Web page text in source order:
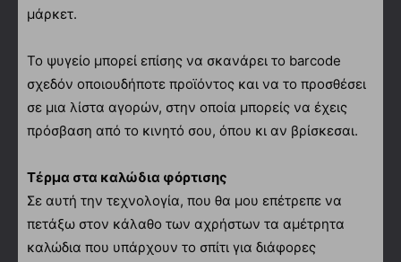
μάρκετ.
Το ψυγείο μπορεί επίσης να σκανάρει το barcode
σχεδόν οποιουδήποτε προϊόντος και να το προσθέσει
σε μια λίστα αγορών, στην οποία μπορείς να έχεις
πρόσβαση από το κινητό σου, όπου κι αν βρίσκεσαι.
Τέρμα στα καλώδια φόρτισης
Σε αυτή την τεχνολογία, που θα μου επέτρεπε να
πετάξω στον κάλαθο των αχρήστων τα αμέτρητα
καλώδια που υπάρχουν το σπίτι για διάφορες